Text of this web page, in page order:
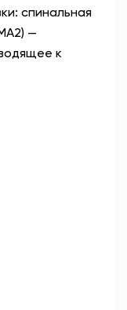
спинальная
—
к